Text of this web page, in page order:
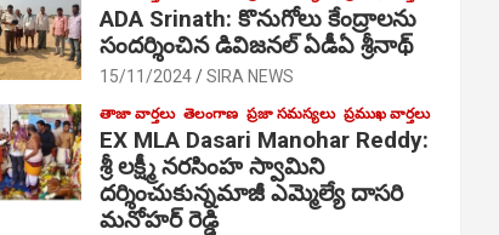
ADA Srinath: కొనుగోలు కేంద్రాల‌ను
సంద‌ర్శించిన డివిజనల్ ఏడీఏ శ్రీనాథ్
15/11/2024 SIRA NEWS
తాజా వార్తలు తెలంగాణ ప్రజా సమస్యలు ప్రముఖ వార్తలు
EX MLA Dasari Manohar Reddy:
శ్రీ లక్ష్మీ నరసింహ స్వామిని
దర్శించుకున్నమాజీ ఎమ్మెల్యే దాసరి
మనోహర్ రెడ్డి